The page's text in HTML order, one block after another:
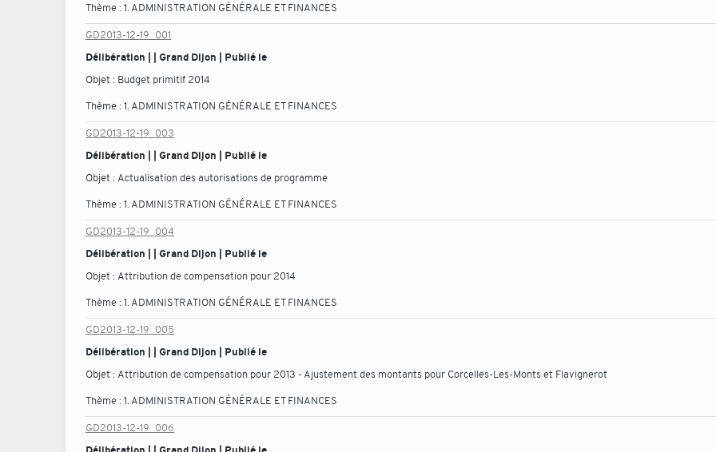
Thème :1. ADMINISTRATION GÉNÉRALE ET FINANCES
GD2013-12-19_001
Délibération | | Grand Dijon | Publié le
Objet : Budget primitif 2014
Thème :1. ADMINISTRATION GÉNÉRALE ET FINANCES
GD2013-12-19_003
Délibération | | Grand Dijon | Publié le
Objet : Actualisation des autorisations de programme
Thème :1. ADMINISTRATION GÉNÉRALE ET FINANCES
GD2013-12-19_004
Délibération | | Grand Dijon | Publié le
Objet : Attribution de compensation pour 2014
Thème :1. ADMINISTRATION GÉNÉRALE ET FINANCES
GD2013-12-19_005
Délibération | | Grand Dijon | Publié le
Objet : Attribution de compensation pour 2013 - Ajustement des montants pour Corcelles-Les-Monts et Flavignerot
Thème :1. ADMINISTRATION GÉNÉRALE ET FINANCES
GD2013-12-19_006